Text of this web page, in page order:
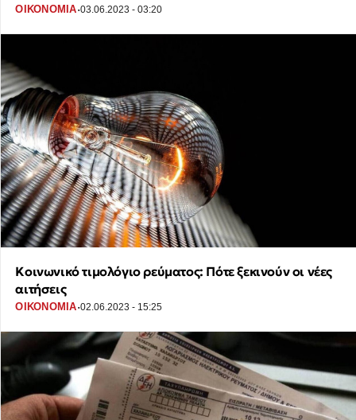
ΟΙΚΟΝΟΜΙΑ·03.06.2023 - 03:20
Κοινωνικό τιμολόγιο ρεύματος: Πότε ξεκινούν οι νέες
αιτήσεις
ΟΙΚΟΝΟΜΙΑ·02.06.2023 - 15:25